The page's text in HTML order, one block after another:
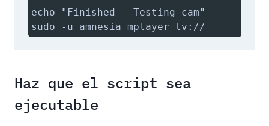
echo "Finished - Testing cam"
sudo -u amnesia mplayer tv://
Haz que el script sea
ejecutable